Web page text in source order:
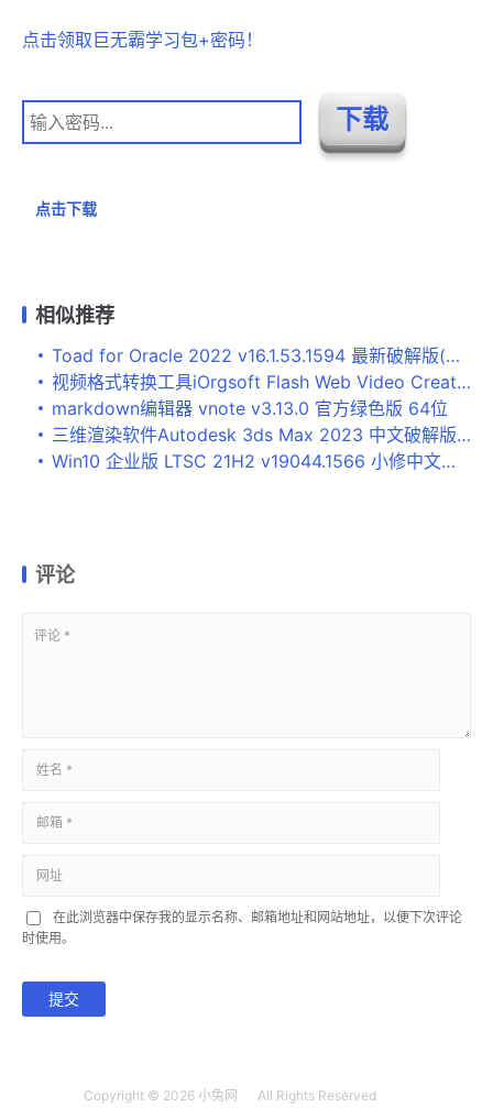
点击领取巨无霸学习包+密码！
点击下载
相似推荐
Toad for Oracle 2022 v16.1.53.1594 最新破解版(激活码) win64
视频格式转换工具iOrgsoft Flash Web Video Creator v5.0.1 官方安装版
markdown编辑器 vnote v3.13.0 官方绿色版 64位
三维渲染软件Autodesk 3ds Max 2023 中文破解版(附补丁+教程) x64
Win10 企业版 LTSC 21H2 v19044.1566 小修中文精简版
评论
在此浏览器中保存我的显示名称、邮箱地址和网站地址，以便下次评论
时使用。
提交
Copyright © 2026 小兔网 All Rights Reserved